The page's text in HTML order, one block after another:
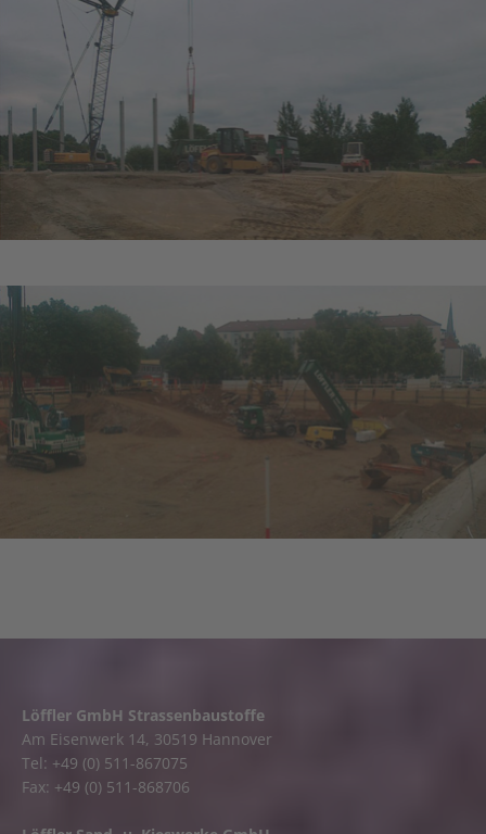
Löffler GmbH Strassenbaustoffe
Am Eisenwerk 14, 30519 Hannover
Tel: +49 (0) 511-867075
Fax: +49 (0) 511-868706